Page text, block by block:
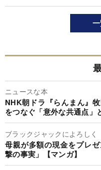
ニュースな本
NHK朝ドラ『らんまん』
をつなぐ「意外な共通点」
ブラックジャックによろしく
母親が多額の現金をプレ
撃の事実」【マンガ】